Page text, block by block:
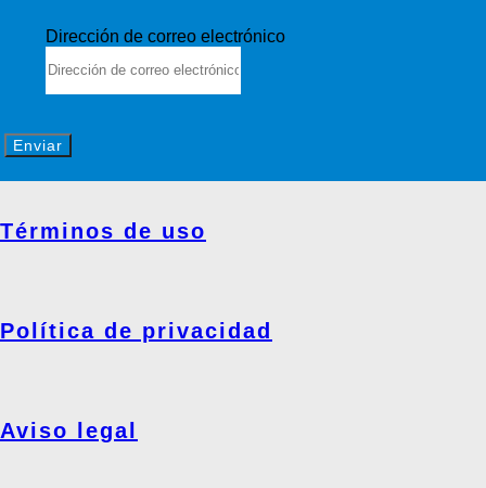
Dirección de correo electrónico
Enviar
Términos de uso
Política de privacidad
Aviso legal